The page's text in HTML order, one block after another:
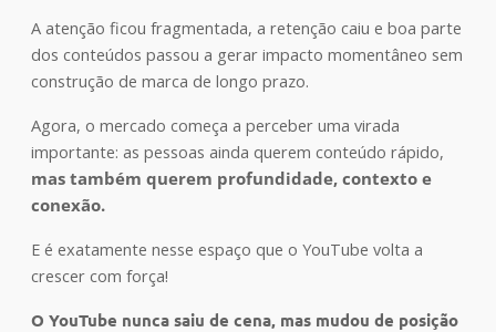
A atenção ficou fragmentada, a retenção caiu e boa parte
dos conteúdos passou a gerar impacto momentâneo sem
construção de marca de longo prazo.
Agora, o mercado começa a perceber uma virada
importante: as pessoas ainda querem conteúdo rápido,
mas também querem profundidade, contexto e
conexão.
E é exatamente nesse espaço que o YouTube volta a
crescer com força!
O YouTube nunca saiu de cena, mas mudou de posição